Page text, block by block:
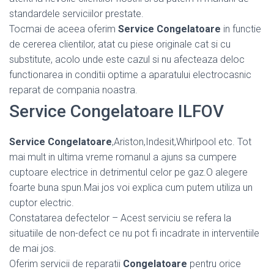
standardele serviciilor prestate.
Tocmai de aceea oferim Service Congelatoare in functie
de cererea clientilor, atat cu piese originale cat si cu
substitute, acolo unde este cazul si nu afecteaza deloc
functionarea in conditii optime a aparatului electrocasnic
reparat de compania noastra.
Service Congelatoare ILFOV
Service Congelatoare,Ariston,Indesit,Whirlpool etc. Tot
mai mult in ultima vreme romanul a ajuns sa cumpere
cuptoare electrice in detrimentul celor pe gaz.O alegere
foarte buna spun.Mai jos voi explica cum putem utiliza un
cuptor electric.
Constatarea defectelor – Acest serviciu se refera la
situatiile de non-defect ce nu pot fi incadrate in interventiile
de mai jos.
Oferim servicii de reparatii Congelatoare pentru orice